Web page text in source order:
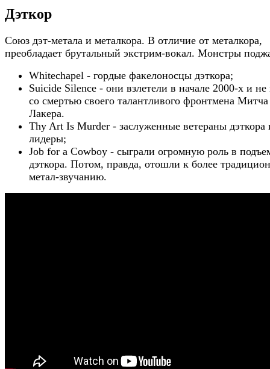
Дэткор
Союз дэт-метала и металкора. В отличие от металкора,
преобладает брутальный экстрим-вокал. Монстры
Whitechapel - гордые факелоносцы дэткора;
Suicide Silence - они взлетели в начале 2000-х и не
со смертью своего талантливого фронтмена Митча
Лакера.
Thy Art Is Murder - заслуженные ветераны дэткора
лидеры;
Job for a Cowboy - сыграли огромную роль в
дэткора. Потом, правда, отошли к более
метал-звучанию.